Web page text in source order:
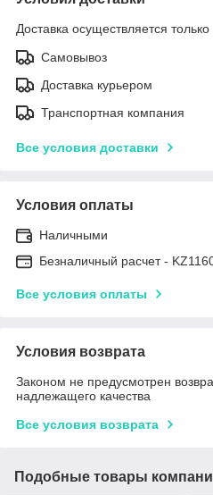
Доставка осуществляется
Самовывоз
Доставка курьером
Транспортная компания
Все условия доставки
Условия оплаты
Наличными
Безналичный расчет -
Все условия оплаты
Условия возврата
Законом не предусмотрен
надлежащего качества
Все условия возврата
Подобные товары